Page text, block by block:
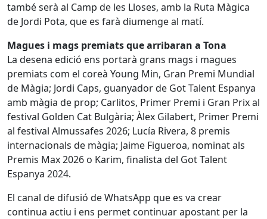
també serà al Camp de les Lloses, amb la Ruta Màgica
de Jordi Pota, que es farà diumenge al matí.
Magues i mags premiats que arribaran a Tona
La desena edició ens portarà grans mags i magues
premiats com el coreà Young Min, Gran Premi Mundial
de Màgia; Jordi Caps, guanyador de Got Talent Espanya
amb màgia de prop; Carlitos, Primer Premi i Gran Prix al
festival Golden Cat Bulgària; Àlex Gilabert, Primer Premi
al festival Almussafes 2026; Lucía Rivera, 8 premis
internacionals de màgia; Jaime Figueroa, nominat als
Premis Max 2026 o Karim, finalista del Got Talent
Espanya 2024.
El canal de difusió de WhatsApp que es va crear
continua actiu i ens permet continuar apostant per la